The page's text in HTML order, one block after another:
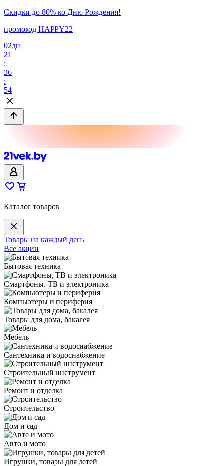
Скидки до 80% ко Дню Рождения!
промокод HAPPY22
02дн
21
:
36
:
54
Каталог товаров
Товары на каждый день
Все акции
Бытовая техника
Смартфоны, ТВ и электроника
Компьютеры и периферия
Товары для дома, бакалея
Мебель
Сантехника и водоснабжение
Строительный инструмент
Ремонт и отделка
Строительство
Дом и сад
Авто и мото
Игрушки, товары для детей